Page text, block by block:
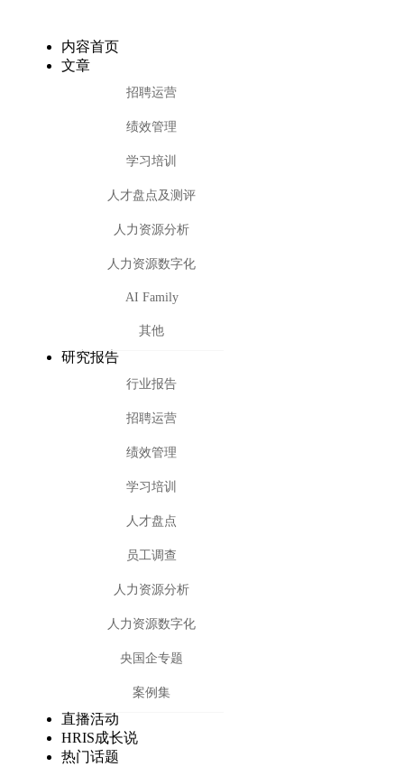
内容首页
文章
招聘运营
绩效管理
学习培训
人才盘点及测评
人力资源分析
人力资源数字化
AI Family
其他
研究报告
行业报告
招聘运营
绩效管理
学习培训
人才盘点
员工调查
人力资源分析
人力资源数字化
央国企专题
案例集
直播活动
HRIS成长说
热门话题